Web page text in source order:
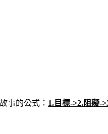
事的公式： 1.目標->2.阻礙-